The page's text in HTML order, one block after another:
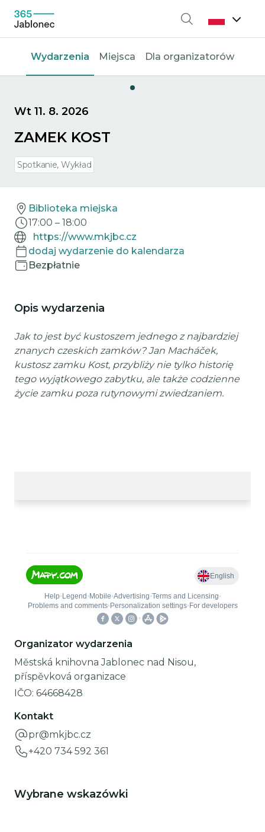
Wyszukiwanie
Wydarzenia Miejsca Dla organizatorów
Wt 11. 8. 2026
ZAMEK KOST
Spotkanie, Wykład
Biblioteka miejska
17:00 – 18:00
https://www.mkjbc.cz
dodaj wydarzenie do kalendarza
Bezpłatnie
Opis wydarzenia
Jak to jest być kustoszem jednego z najbardziej
znanych czeskich zamków? Jan Macháček,
kustosz zamku Kost, przybliży nie tylko historię
tego wyjątkowego zabytku, ale także codzienne
życie zamku poza rutynowymi zwiedzaniem.
Organizator wydarzenia
Městská knihovna Jablonec nad Nisou,
příspěvková organizace
IČO: 64668428
Kontakt
pr@mkjbc.cz
+420 734 592 361
Wybrane wskazówki